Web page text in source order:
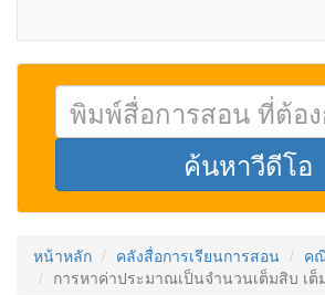
หน้าหลัก คลังสื่อการเรียนการสอน
ค
การหาค่าประมาณเป็นจำนวนเต็มสิบ เต็